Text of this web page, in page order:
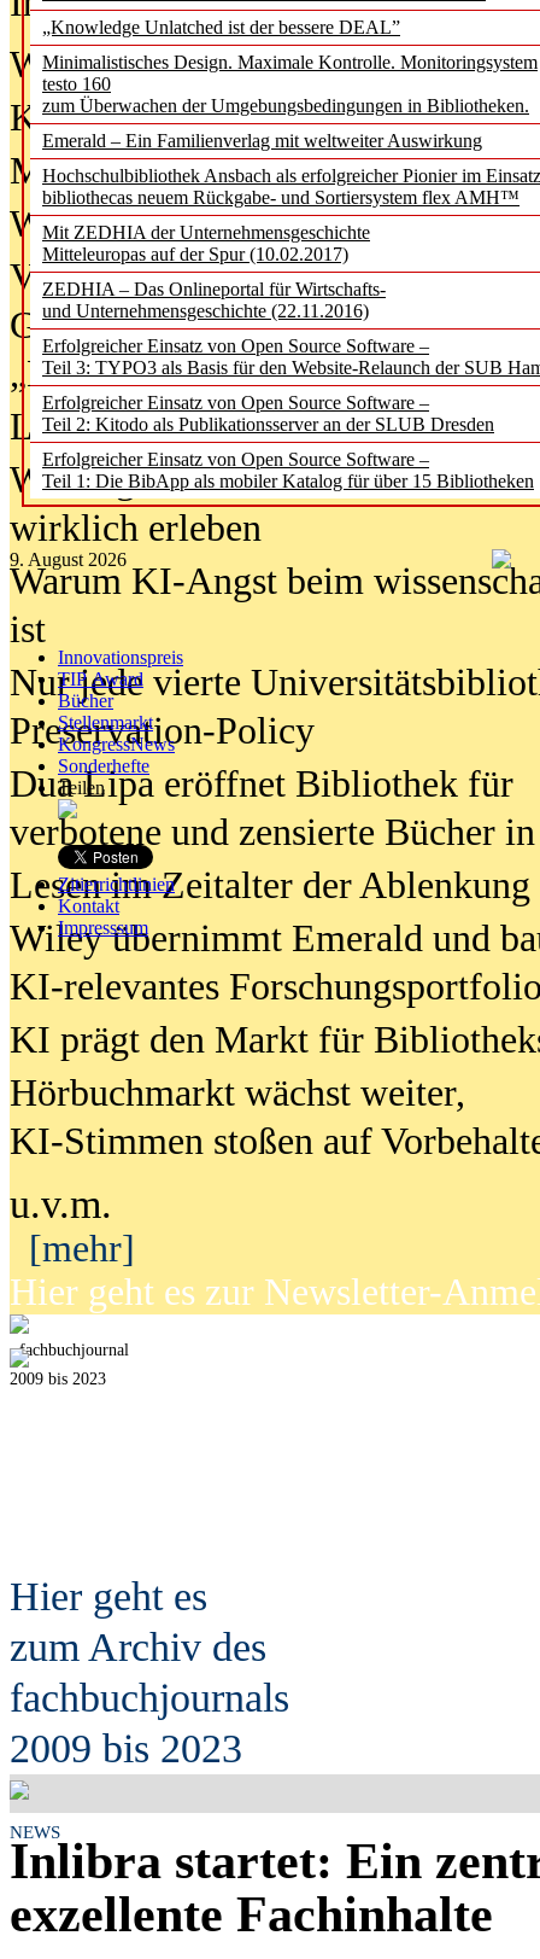
„Knowledge Unlatched ist der bessere DEAL”
Minimalistisches Design. Maximale Kontrolle. Monitoringsystem
testo 160
zum Überwachen der Umgebungsbedingungen in Bibliotheken.
Emerald – Ein Familienverlag mit weltweiter Auswirkung
Hochschulbibliothek Ansbach als erfolgreicher Pionier im
bibliothecas neuem Rückgabe- und Sortiersystem flex AMH™
Mit ZEDHIA der Unternehmensgeschichte
Mitteleuropas auf der Spur (10.02.2017)
ZEDHIA – Das Onlineportal für Wirtschafts-
und Unternehmensgeschichte (22.11.2016)
Erfolgreicher Einsatz von Open Source Software –
Teil 3: TYPO3 als Basis für den Website-Relaunch der SUB
Erfolgreicher Einsatz von Open Source Software –
Teil 2: Kitodo als Publikationsserver an der SLUB Dresden
Erfolgreicher Einsatz von Open Source Software –
Teil 1: Die BibApp als mobiler Katalog für über 15 Bibliotheken
9. August 2026
Innovationspreis
TIP Award
Bücher
Stellenmarkt
KongressNews
Sonderhefte
Teilen
Zitierrichtlinien
Kontakt
Impresssum
Was Hochschul­bibliotheken von
Kinder in der digitalen Welt
Metadaten als Infrastruktur
Wenn Bots katalogisieren
Von Abschlusskleidern bis
Geisterjagd-Ausrüstung in der
„Library of Things“ unterwegs
Lesen als Infrastrukturaufgabe
Wie Jugendliche Social Media
wirklich erleben
Warum KI-Angst beim
ist
Nur jede vierte
Preservation-Policy
Dua Lipa eröffnet Bibliothek für
verbotene und zensierte Bücher
Lesen im Zeitalter der Ablenkung
Wiley übernimmt Emerald und
KI-relevantes
KI prägt den Markt für
Hörbuchmarkt wächst weiter,
KI-Stimmen stoßen auf
u.v.m.
[mehr]
Hier geht es zur Newsletter-
fachbuchjournal
2009 bis 2023
Hier geht es
zum Archiv des
fachbuchjournals
2009 bis 2023
NEWS
Inlibra startet: Ein
exzellente Fachinhalte